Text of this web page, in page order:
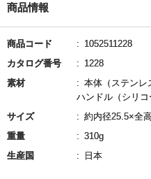
商品情報
商品コード
1052511228
カタログ番号
1228
素材
本体（ステンレ
ハンドル（シリコ
サイズ
約内径25.5×全
重量
310g
生産国
日本